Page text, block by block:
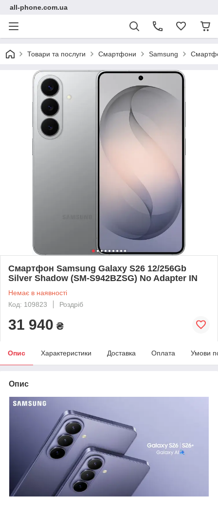
all-phone.com.ua
Товари та послуги Смартфони Samsung
Смартфон Samsung Galaxy S26 12/256Gb
Silver Shadow (SM-S942BZSG) No Adapter IN
Немає в наявності
Код: 109823
Роздріб
31 940 ₴
Опис Характеристики Доставка Оплата Умови
Опис